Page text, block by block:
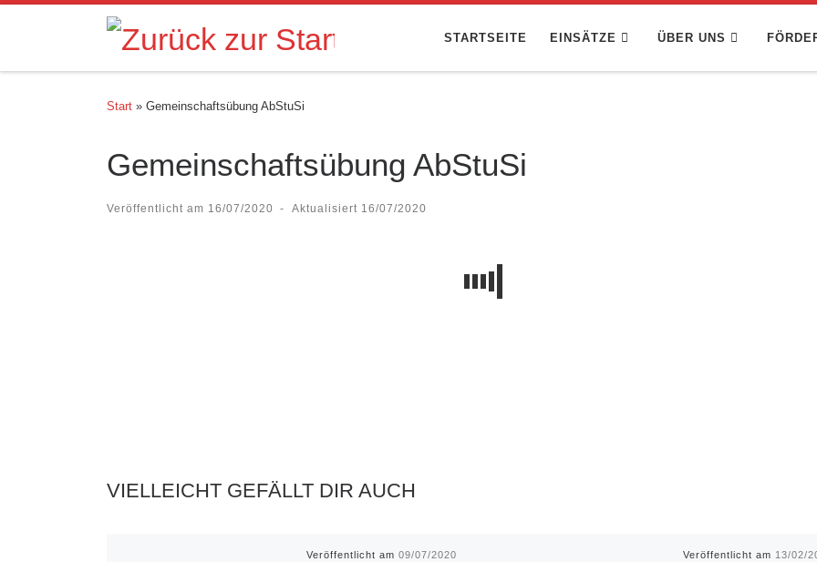
Zum Inhalt springen
STARTSEITE EINSÄTZE ÜBER UNS
Start » Gemeinschaftsübung AbStuSi
Gemeinschaftsübung AbStuSi
Veröffentlicht am 16/07/2020 - Aktualisiert 16/07/2020
VIELLEICHT GEFÄLLT DIR AUCH
Veröffentlicht am09/07/2020 Veröffentlicht am 13/02/